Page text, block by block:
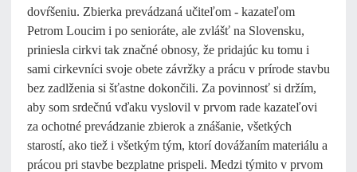
dovŕšeniu. Zbierka prevádzaná učiteľom - kazateľom
Petrom Loucim i po senioráte, ale zvlášť na Slovensku,
priniesla cirkvi tak značné obnosy, že pridajúc ku tomu i
sami cirkevníci svoje obete závržky a prácu v prírode stavbu
bez zadlženia si šťastne dokončili. Za povinnosť si držím,
aby som srdečnú vďaku vyslovil v prvom rade kazateľovi
za ochotné prevádzanie zbierok a znášanie, všetkých
starostí, ako tiež i všetkým tým, ktorí dovážaním materiálu a
prácou pri stavbe bezplatne prispeli. Medzi týmito v prvom